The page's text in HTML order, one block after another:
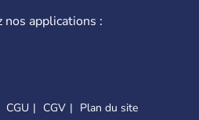
nos applications :
CGU CGV Plan du site